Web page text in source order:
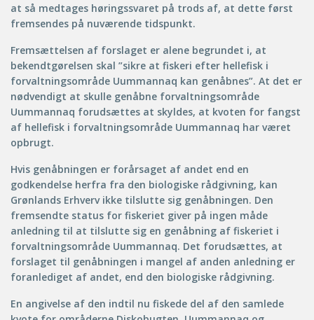
at så medtages høringssvaret på trods af, at dette først
fremsendes på nuværende tidspunkt.
Fremsættelsen af forslaget er alene begrundet i, at
bekendtgørelsen skal ”sikre at fiskeri efter hellefisk i
forvaltningsområde Uummannaq kan genåbnes”. At det er
nødvendigt at skulle genåbne forvaltningsområde
Uummannaq forudsættes at skyldes, at kvoten for fangst
af hellefisk i forvaltningsområde Uummannaq har været
opbrugt.
Hvis genåbningen er forårsaget af andet end en
godkendelse herfra fra den biologiske rådgivning, kan
Grønlands Erhverv ikke tilslutte sig genåbningen. Den
fremsendte status for fiskeriet giver på ingen måde
anledning til at tilslutte sig en genåbning af fiskeriet i
forvaltningsområde Uummannaq. Det forudsættes, at
forslaget til genåbningen i mangel af anden anledning er
foranlediget af andet, end den biologiske rådgivning.
En angivelse af den indtil nu fiskede del af den samlede